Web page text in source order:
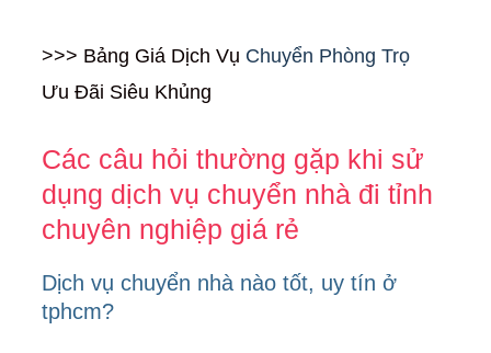
>>> Bảng Giá Dịch Vụ Chuyển Phòng Trọ
Ưu Đãi Siêu Khủng
Các câu hỏi thường gặp khi sử
dụng dịch vụ chuyển nhà đi tỉnh
chuyên nghiệp giá rẻ
Dịch vụ chuyển nhà nào tốt, uy tín ở
tphcm?